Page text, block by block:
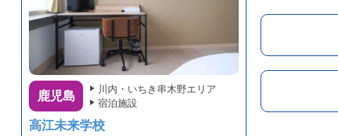
鹿児島
川内・いちき串木野エリア
宿泊施設
高江未来学校